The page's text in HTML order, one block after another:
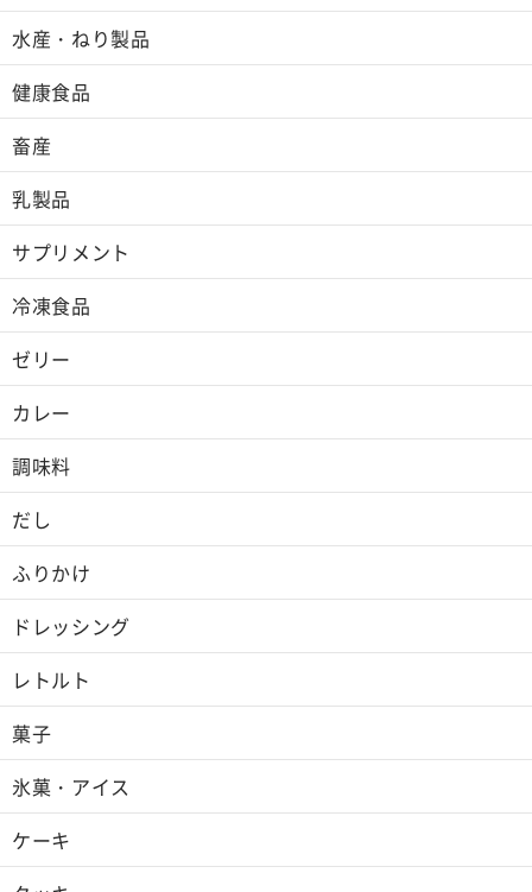
水産・ねり製品
健康食品
畜産
乳製品
サプリメント
冷凍食品
ゼリー
カレー
調味料
だし
ふりかけ
ドレッシング
レトルト
菓子
氷菓・アイス
ケーキ